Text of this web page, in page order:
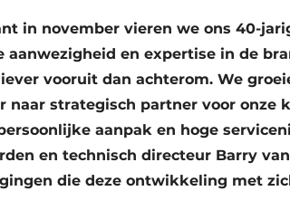
in november vieren we ons 40-
en expertise in de
vooruit dan achterom. We
strategisch partner voor onze
aanpak en hoge
en technisch directeur Barry
die deze ontwikkeling met